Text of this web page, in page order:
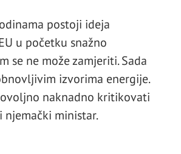
postoji ideja
u početku snažno
se ne može zamjeriti. Sada
izvorima energije.
naknadno kritikovati
njemački ministar.